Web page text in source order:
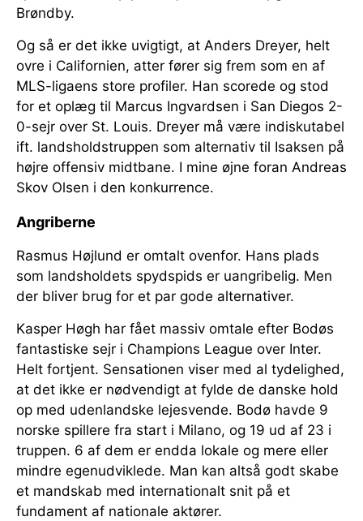
Brøndby.
Og så er det ikke uvigtigt, at Anders Dreyer, helt
ovre i Californien, atter fører sig frem som en af
MLS-ligaens store profiler. Han scorede og stod
for et oplæg til Marcus Ingvardsen i San Diegos 2-
0-sejr over St. Louis. Dreyer må være indiskutabel
ift. landsholdstruppen som alternativ til Isaksen på
højre offensiv midtbane. I mine øjne foran Andreas
Skov Olsen i den konkurrence.
Angriberne
Rasmus Højlund er omtalt ovenfor. Hans plads
som landsholdets spydspids er uangribelig. Men
der bliver brug for et par gode alternativer.
Kasper Høgh har fået massiv omtale efter Bodøs
fantastiske sejr i Champions League over Inter.
Helt fortjent. Sensationen viser med al tydelighed,
at det ikke er nødvendigt at fylde de danske hold
op med udenlandske lejesvende. Bodø havde 9
norske spillere fra start i Milano, og 19 ud af 23 i
truppen. 6 af dem er endda lokale og mere eller
mindre egenudviklede. Man kan altså godt skabe
et mandskab med internationalt snit på et
fundament af nationale aktører.